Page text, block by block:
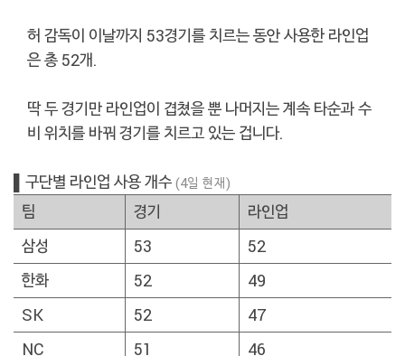
허 감독이 이날까지 53경기를 치르는 동안 사용한 라인업
은 총 52개.
딱 두 경기만 라인업이 겹쳤을 뿐 나머지는 계속 타순과 수
비 위치를 바꿔 경기를 치르고 있는 겁니다.
▌구단별 라인업 사용 개수 (4일 현재)
팀 경기
라인업
삼성
53
52
한화
52
49
SK
52
47
NC
51 46